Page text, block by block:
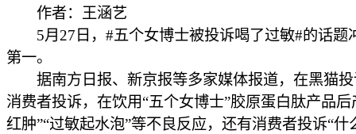
作者：王涵艺
5月27日，#五个女博士被投诉喝了过敏#的话题
第一。
据南方日报、新京报等多家媒体报道，在黑猫投
消费者投诉，在饮用“五个女博士”胶原蛋白肽产品后
红肿”“过敏起水泡”等不良反应，还有消费者投诉“什